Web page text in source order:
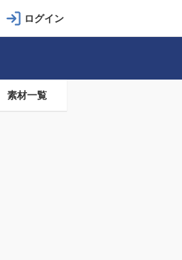
素材一覧